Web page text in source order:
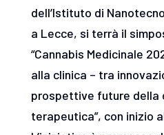
dell’Istituto di
a Lecce, si terrà il
“Cannabis Medicinale
alla clinica – tra
prospettive future della
terapeutica”, con inizio